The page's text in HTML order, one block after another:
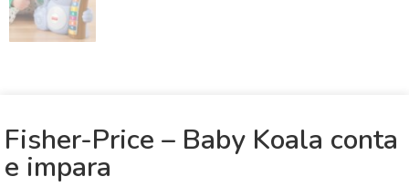
Fisher-Price – Baby Koala conta
e impara